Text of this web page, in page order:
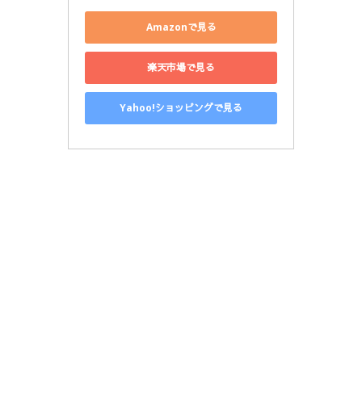
Amazonで見る
楽天市場で見る
Yahoo!ショッピングで見る